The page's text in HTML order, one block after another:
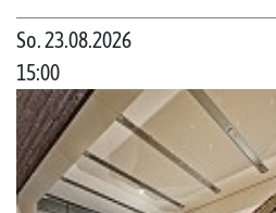
So. 23.08.2026
15:00